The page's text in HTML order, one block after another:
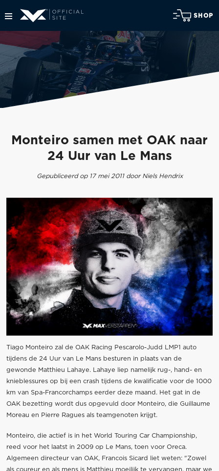
SHOP
Monteiro samen met OAK naar
24 Uur van Le Mans
Gepubliceerd op 17 mei 2011 door Niels Hendrix
Tiago Monteiro zal de OAK Racing Pescarolo-Judd LMP1 auto
tijdens de 24 Uur van Le Mans besturen in plaats van de
gewonde Matthieu Lahaye. Lahaye liep namelijk rug-, hand- en
knieblessures op bij een crash tijdens de kwalificatie voor de 1000
km van Spa-Francorchamps eerder deze maand. Het gat in de
OAK bezetting wordt dus opgevuld door Monteiro, die Guillaume
Moreau en Pierre Ragues als teamgenoten krijgt.
Monteiro, die actief is in het World Touring Car Championship,
reed voor het laatst in 2009 op Le Mans, toen voor Oreca.
Algemeen directeur van OAK, Francois Sicard liet weten: "Zowel